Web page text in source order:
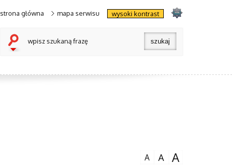
strona główna mapa serwisu wysoki kontrast
wpisz szukaną frazę
A A A